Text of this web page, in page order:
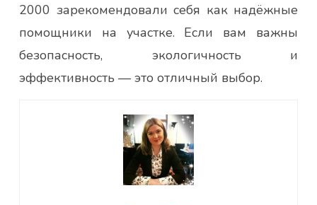
2000 зарекомендовали себя как надёжные
помощники на участке. Если вам важны
безопасность, экологичность и
эффективность — это отличный выбор.